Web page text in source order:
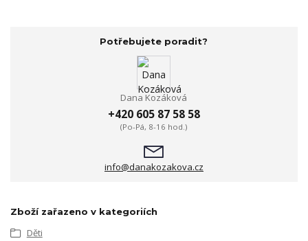
Potřebujete poradit?
Dana Kozáková
+420 605 87 58 58
(Po-Pá, 8-16 hod.)
info@danakozakova.cz
Zboží zařazeno v kategoriích
Děti